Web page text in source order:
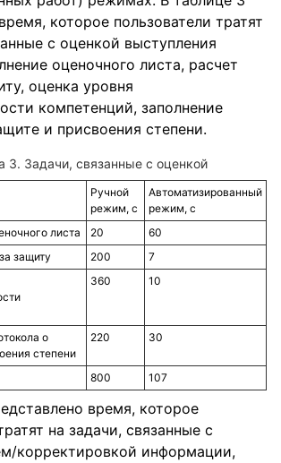
которое пользователи тратят
с оценкой выступления
оценочного листа, расчет
оценка уровня
компетенций, заполнение
и присвоения степени.
3. Задачи, связанные с оценкой
Ручной
режим, с
Автоматизированный
режим, с
листа 20
60
защиту 200
7
360 10
о
степени
220 30
800 107
время, которое
на задачи, связанные с
корректировкой информации,